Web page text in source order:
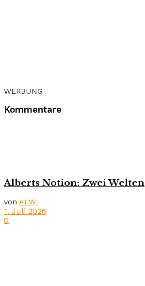
WERBUNG
Kommentare
Alberts Notion: Zwei Welten
von ALWI
1. Juli 2026
0